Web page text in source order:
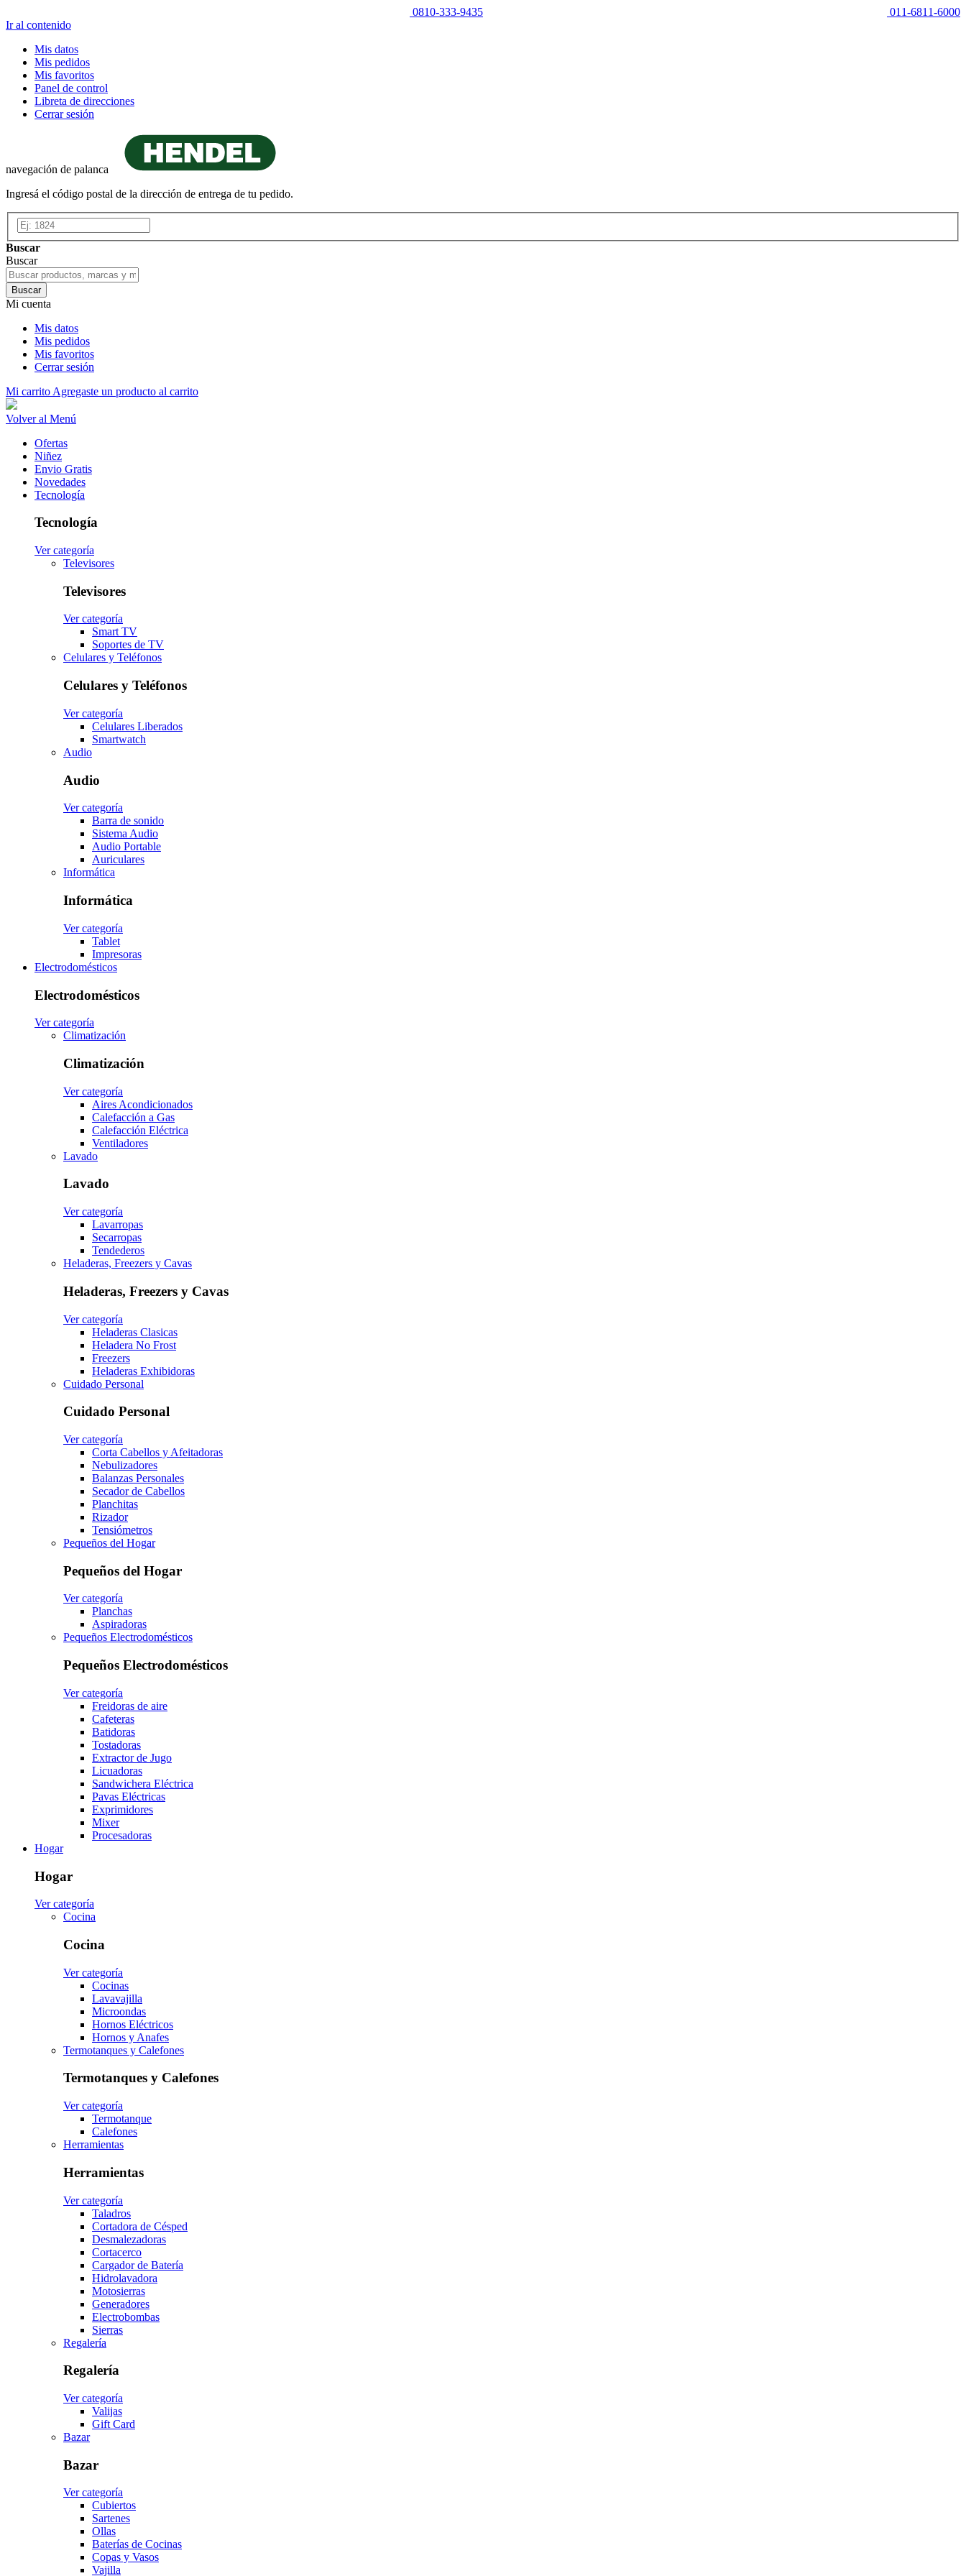
0810-333-9435
011-6811-6000
Ir al contenido
Mis datos
Mis pedidos
Mis favoritos
Panel de control
Libreta de direcciones
Cerrar sesión
navegación de palanca
Ingresá el código postal de la dirección de entrega de tu pedido.
Buscar
Buscar
Buscar
Mi cuenta
Mis datos
Mis pedidos
Mis favoritos
Cerrar sesión
Mi carrito Agregaste un producto al carrito
Volver al Menú
Ofertas
Niñez
Envio Gratis
Novedades
Tecnología
Tecnología
Ver categoría
Televisores
Televisores
Ver categoría
Smart TV
Soportes de TV
Celulares y Teléfonos
Celulares y Teléfonos
Ver categoría
Celulares Liberados
Smartwatch
Audio
Audio
Ver categoría
Barra de sonido
Sistema Audio
Audio Portable
Auriculares
Informática
Informática
Ver categoría
Tablet
Impresoras
Electrodomésticos
Electrodomésticos
Ver categoría
Climatización
Climatización
Ver categoría
Aires Acondicionados
Calefacción a Gas
Calefacción Eléctrica
Ventiladores
Lavado
Lavado
Ver categoría
Lavarropas
Secarropas
Tendederos
Heladeras, Freezers y Cavas
Heladeras, Freezers y Cavas
Ver categoría
Heladeras Clasicas
Heladera No Frost
Freezers
Heladeras Exhibidoras
Cuidado Personal
Cuidado Personal
Ver categoría
Corta Cabellos y Afeitadoras
Nebulizadores
Balanzas Personales
Secador de Cabellos
Planchitas
Rizador
Tensiómetros
Pequeños del Hogar
Pequeños del Hogar
Ver categoría
Planchas
Aspiradoras
Pequeños Electrodomésticos
Pequeños Electrodomésticos
Ver categoría
Freidoras de aire
Cafeteras
Batidoras
Tostadoras
Extractor de Jugo
Licuadoras
Sandwichera Eléctrica
Pavas Eléctricas
Exprimidores
Mixer
Procesadoras
Hogar
Hogar
Ver categoría
Cocina
Cocina
Ver categoría
Cocinas
Lavavajilla
Microondas
Hornos Eléctricos
Hornos y Anafes
Termotanques y Calefones
Termotanques y Calefones
Ver categoría
Termotanque
Calefones
Herramientas
Herramientas
Ver categoría
Taladros
Cortadora de Césped
Desmalezadoras
Cortacerco
Cargador de Batería
Hidrolavadora
Motosierras
Generadores
Electrobombas
Sierras
Regalería
Regalería
Ver categoría
Valijas
Gift Card
Bazar
Bazar
Ver categoría
Cubiertos
Sartenes
Ollas
Baterías de Cocinas
Copas y Vasos
Vajilla